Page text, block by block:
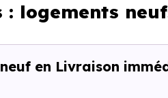
Possible plus rapidement
adapté si vous
: logements
en Livraison